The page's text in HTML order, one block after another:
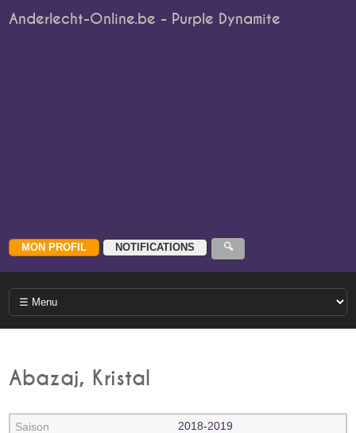
Anderlecht-Online.be - Purple Dynamite
Abazaj, Kristal
2018‑2019